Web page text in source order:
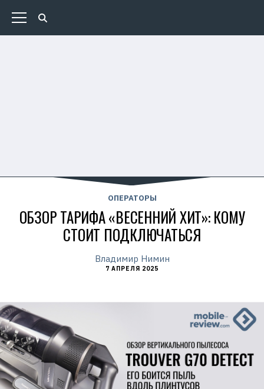
ОПЕРАТОРЫ
ОБЗОР ТАРИФА «ВЕСЕННИЙ ХИТ»: КОМУ
СТОИТ ПОДКЛЮЧАТЬСЯ
Владимир Нимин
7 АПРЕЛЯ 2025